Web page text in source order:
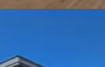
Yunusemre, Muradiye